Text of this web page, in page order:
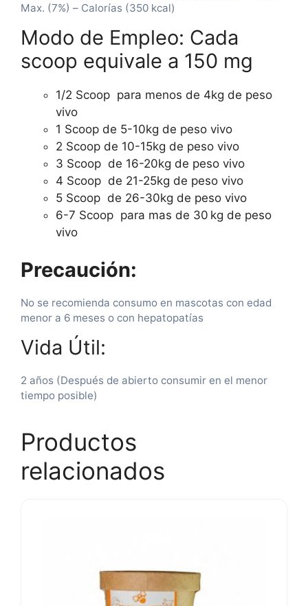
Max. (7%) – Calorías (350 kcal)
Modo de Empleo: Cada
scoop equivale a 150 mg
1/2 Scoop para menos de 4kg de peso
vivo
1 Scoop de 5-10kg de peso vivo
2 Scoop de 10-15kg de peso vivo
3 Scoop de 16-20kg de peso vivo
4 Scoop de 21-25kg de peso vivo
5 Scoop de 26-30kg de peso vivo
6-7 Scoop para mas de 30 kg de peso
vivo
Precaución:
No se recomienda consumo en mascotas con edad
menor a 6 meses o con hepatopatías
Vida Útil:
2 años (Después de abierto consumir en el menor
tiempo posible)
Productos
relacionados